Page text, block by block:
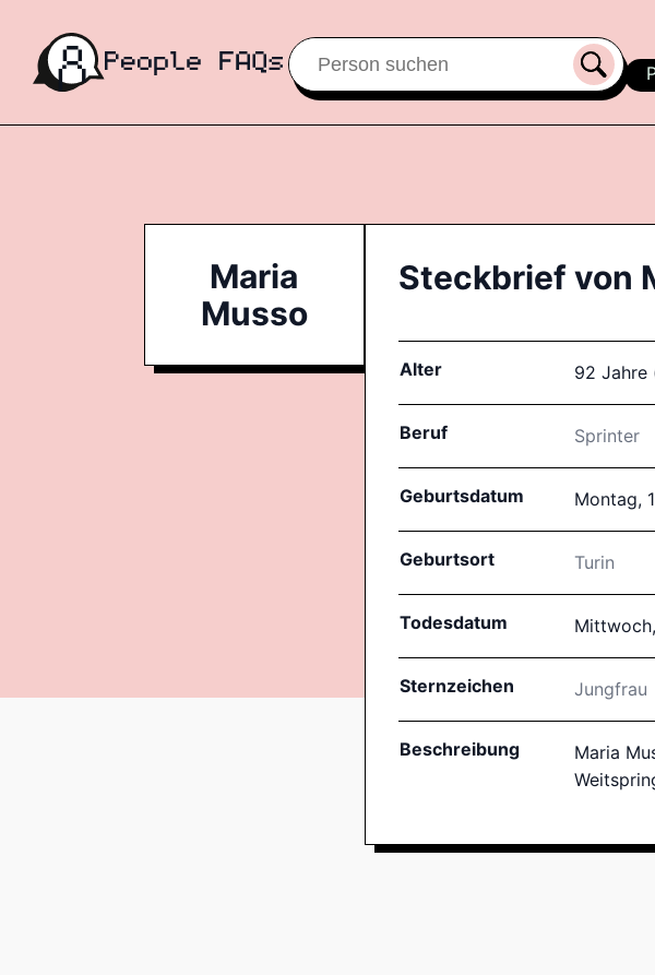
Maria
Musso
Steckbrief von
Alter 92 Jahre
Beruf Sprinter
Geburtsdatum Montag,
Geburtsort Turin
Todesdatum
Sternzeichen Jungfrau
Beschreibung
Maria